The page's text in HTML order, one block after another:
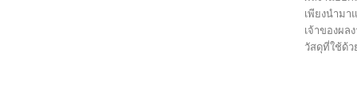
เพียงนำมา
เจ้าของผ
วัสดุที่ใช้ด้ว